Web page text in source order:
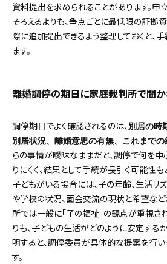
資料提出を求められることがあります。
そろえるよりも、争点ごとに最低限の証拠
際に追加提出できるよう整理しておくと、
ます。
離婚調停の期日に家庭裁判所で聞か
調停期日でよく確認されるのは、 別居の時
別居状況、離婚意思の有無、これまでの
らの事情が曖昧なままだと、調停で何を
りにくく、結果として手続が長引く可能性も
子どもがいる場合には、子の年齢、生活リ
や学校の状況、面会交流の現状と希望な
所では一般に「子の福祉」の観点が重視さ
りも、子どもの生活がどのように安定する
明すると、調停委員が具体的な提案を行
す。